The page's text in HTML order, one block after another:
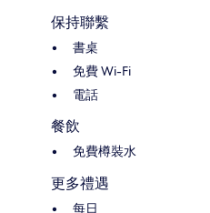
保持聯繫
書桌
免費 Wi-Fi
電話
餐飲
免費樽裝水
更多禮遇
每日